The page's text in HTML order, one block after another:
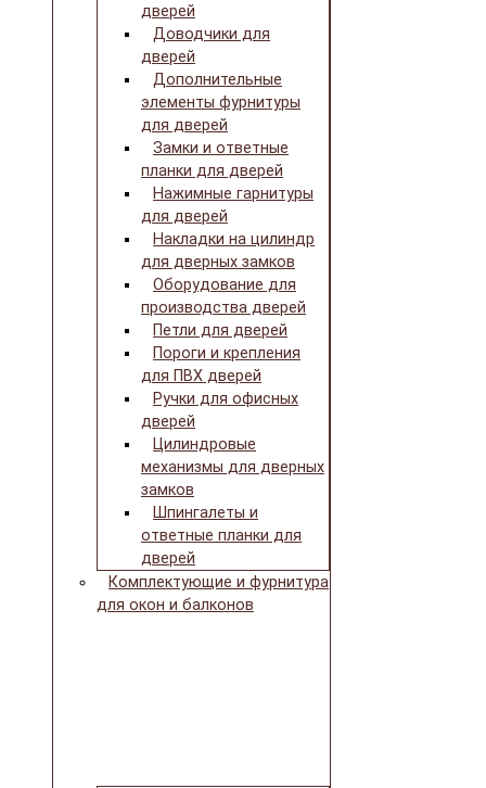
дверей
Доводчики для
дверей
Дополнительные
элементы фурнитуры
для дверей
Замки и ответные
планки для дверей
Нажимные гарнитуры
для дверей
Накладки на цилиндр
для дверных замков
Оборудование для
производства дверей
Петли для дверей
Пороги и крепления
для ПВХ дверей
Ручки для офисных
дверей
Цилиндровые
механизмы для дверных
замков
Шпингалеты и
ответные планки для
дверей
Комплектующие и фурнитура
для окон и балконов